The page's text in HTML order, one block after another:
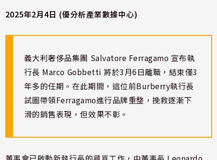
2025年2月4日 (優分析產業數據中心)
義大利奢侈品集團 Salvatore Ferragamo 宣布執
行長 Marco Gobbetti 將於3月6日離職，結束僅3
年多的任期。在此期間，這位前Burberry執行長
試圖帶領Ferragamo進行品牌重整，挽救逐漸下
滑的銷售表現，但效果不彰。